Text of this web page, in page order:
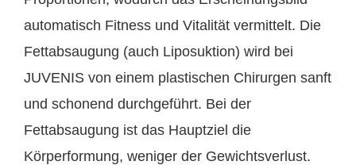
automatisch Fitness und Vitalität vermittelt. Die
Fettabsaugung (auch Liposuktion) wird bei
JUVENIS von einem plastischen Chirurgen sanft
und schonend durchgeführt. Bei der
Fettabsaugung ist das Hauptziel die
Körperformung, weniger der Gewichtsverlust.